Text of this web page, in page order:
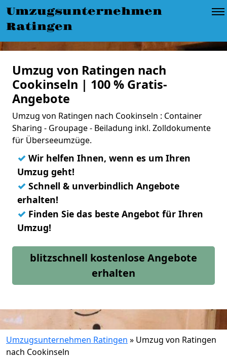
Umzugsunternehmen
Ratingen
Umzug von Ratingen nach
Cookinseln | 100 % Gratis-
Angebote
Umzug von Ratingen nach Cookinseln : Container
Sharing - Groupage - Beiladung inkl. Zolldokumente
für Überseeumzüge.
✓ Wir helfen Ihnen, wenn es um Ihren
Umzug geht!
✓ Schnell & unverbindlich Angebote
erhalten!
✓ Finden Sie das beste Angebot für Ihren
Umzug!
blitzschnell kostenlose Angebote
erhalten
Umzugsunternehmen Ratingen » Umzug von Ratingen
nach Cookinseln